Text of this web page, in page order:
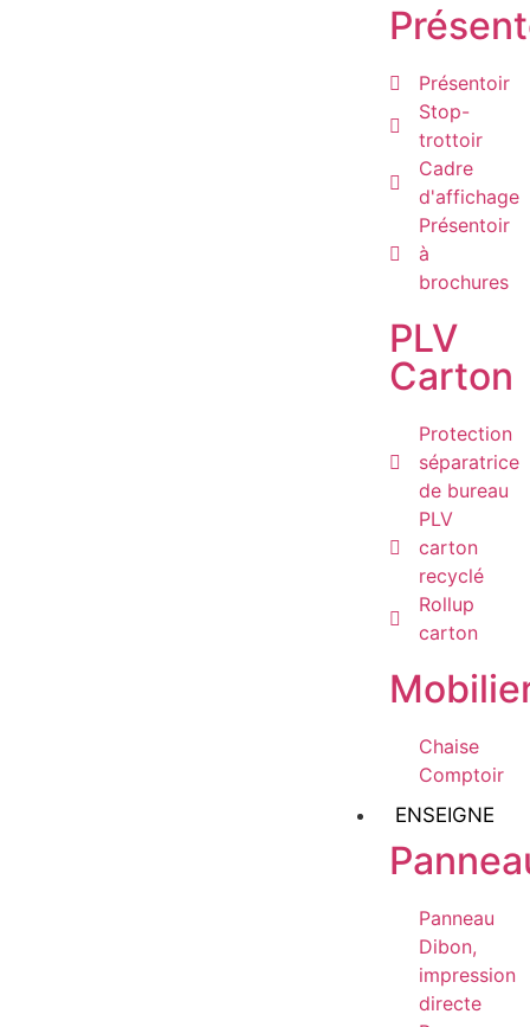
Présentoir
Stop-
trottoir
Cadre
d'affichage
Présentoir
à
brochures
PLV
Carton
Protection
séparatrice
de bureau
PLV
carton
recyclé
Rollup
carton
Chaise
Comptoir
ENSEIGNE
Panneau
Dibon,
impression
directe